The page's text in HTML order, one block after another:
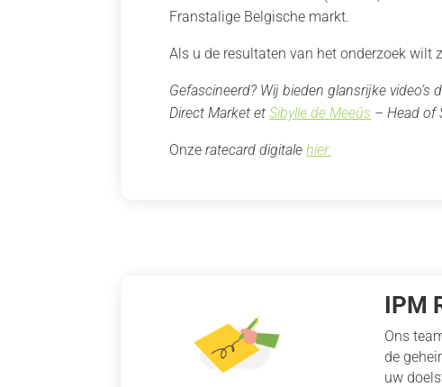
Franstalige Belgische markt.
Als u de resultaten van het onderzoek wilt
Gefascineerd? Wij bieden glansrijke
Direct Market etSibylle de Meeûs – Head of
Onze ratecard digitalehier.
IPM
Ons
de
uw